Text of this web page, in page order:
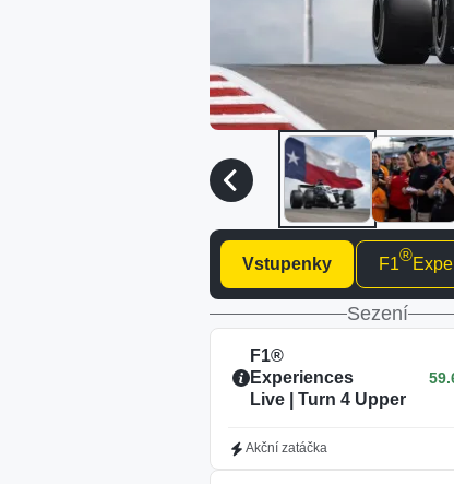
Vstupenky F1®
Sezení
F1®
Experiences
Live | Turn 4 Upper
Akční zatáčka